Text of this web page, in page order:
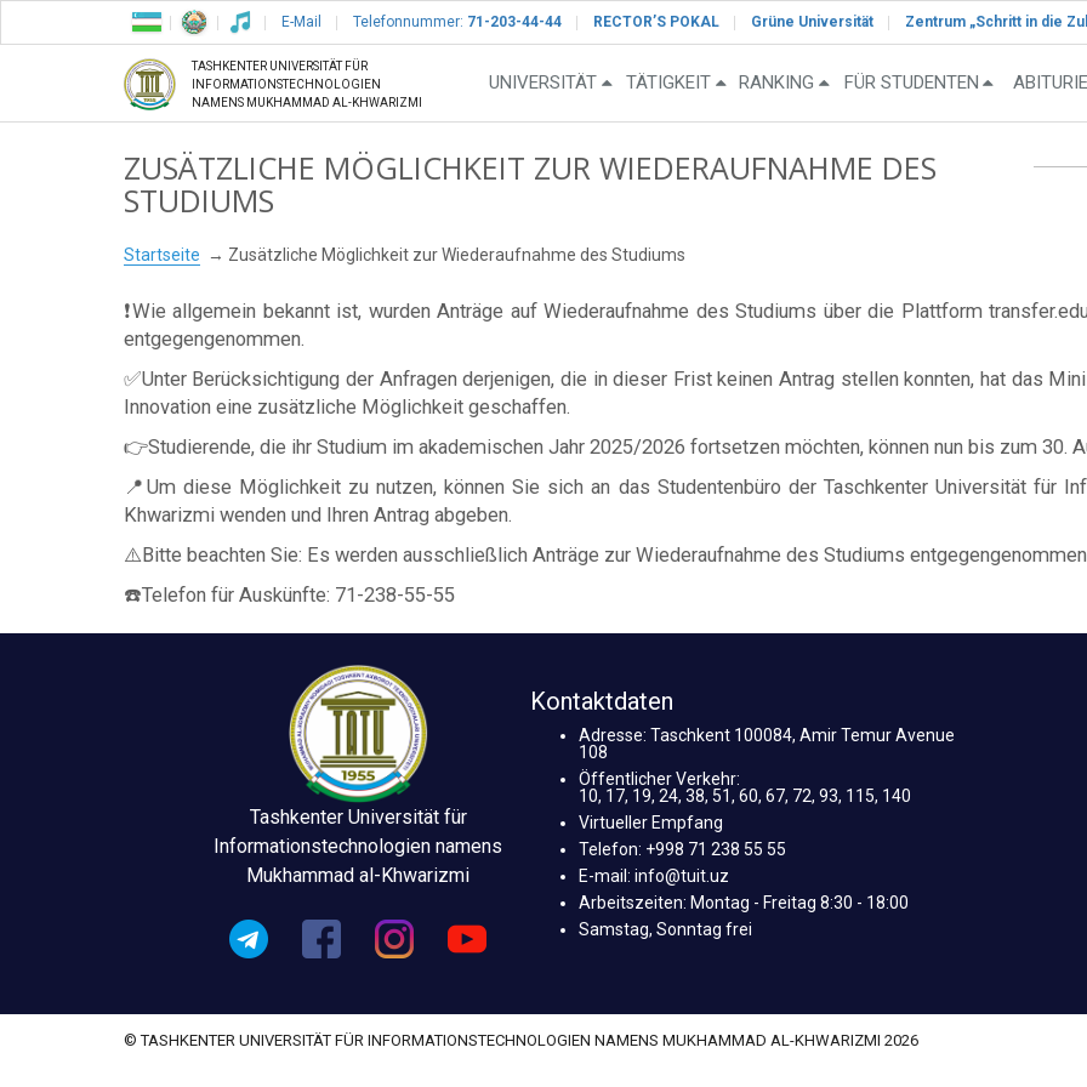
E-Mail Telefonnummer: 71-203-44-44 RECTOR’S POKAL Grüne Universität Zentrum „Schritt in die
TASHKENTER UNIVERSITÄT FÜR
INFORMATIONSTECHNOLOGIEN
NAMENS MUKHAMMAD AL-KHWARIZMI
UNIVERSITÄT TÄTIGKEIT RANKING FÜR STUDENTEN
ZUSÄTZLICHE MÖGLICHKEIT ZUR WIEDERAUFNAHME DES
STUDIUMS
Startseite Zusätzliche Möglichkeit zur Wiederaufnahme des Studiums
❗️Wie allgemein bekannt ist, wurden Anträge auf Wiederaufnahme des Studiums über die Plattform
entgegengenommen.
✅Unter Berücksichtigung der Anfragen derjenigen, die in dieser Frist keinen Antrag stellen konnten, hat das
Innovation eine zusätzliche Möglichkeit geschaffen.
👉Studierende, die ihr Studium im akademischen Jahr 2025/2026 fortsetzen möchten, können nun bis zum 30.
📍Um diese Möglichkeit zu nutzen, können Sie sich an das Studentenbüro der Taschkenter Universität für
Khwarizmi wenden und Ihren Antrag abgeben.
⚠️Bitte beachten Sie: Es werden ausschließlich Anträge zur Wiederaufnahme des Studiums
☎️Telefon für Auskünfte: 71-238-55-55
Tashkenter Universität für
Informationstechnologien namens
Mukhammad al-Khwarizmi
Kontaktdaten
Adresse: Taschkent 100084, Amir Temur Avenue
108
Öffentlicher Verkehr:
10, 17, 19, 24, 38, 51, 60, 67, 72, 93, 115, 140
Virtueller Empfang
Telefon: +998 71 238 55 55
E-mail: info@tuit.uz
Arbeitszeiten: Montag - Freitag 8:30 - 18:00
Samstag, Sonntag frei
© TASHKENTER UNIVERSITÄT FÜR INFORMATIONSTECHNOLOGIEN NAMENS MUKHAMMAD AL-KHWARIZMI 2026